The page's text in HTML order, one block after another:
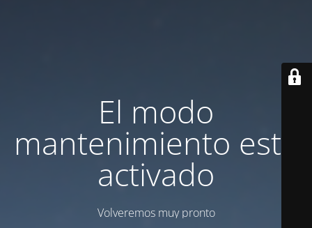
El modo
mantenimiento está
activado
Volveremos muy pronto